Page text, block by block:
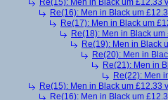
Re(15): Men in Black um £12.33
Re(16): Men in Black um
Re(17): Men in Black um
Re(18): Men in Black
Re(19): Men in Black
Re(20): Men in
Re(21): Men in
Re(22): Men
Re(15): Men in Black um £12.33
Re(16): Men in Black um